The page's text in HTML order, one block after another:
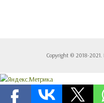
Copyright © 2018-